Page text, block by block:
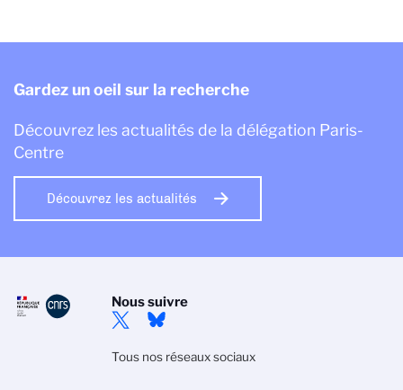
Gardez un oeil sur la recherche
Découvrez les actualités de la délégation Paris-
Centre
Découvrez les actualités
Nous suivre
Tous nos réseaux sociaux